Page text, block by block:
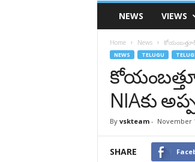
VSK
TelanganaNEWS VIEWS
Home News కోయంబత్తూర్
NEWS TELUGU
NIAకు
By vskteam- November
SHARE